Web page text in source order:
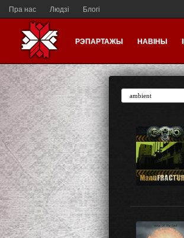
Пра нас Людзі Блогі
РЭПАРТАЖЫ НАВІНЫ